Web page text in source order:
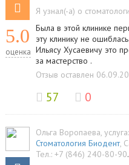
5.0
оценка
Я узнал(-а) о
Была в этой клинике
эту клинику не
Ильясу Хусаевичу это
за мастерство .
Отзыв оставлен
57 0
Ольга Воропаева, услуга:
Стоматология Биодент,
Тел.: +7 (846) 240-80-90.